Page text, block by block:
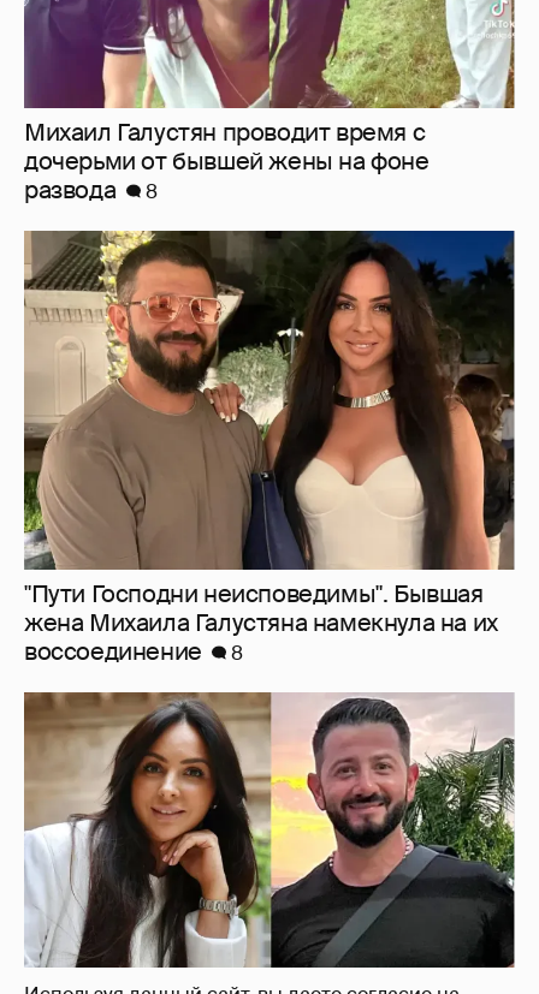
Михаил Галустян проводит время с
дочерьми от бывшей жены на фоне
развода
8
"Пути Господни неисповедимы". Бывшая
жена Михаила Галустяна намекнула на их
воссоединение
8